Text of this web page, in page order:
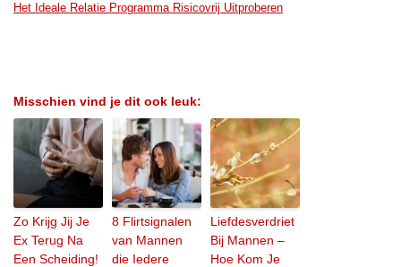
Het Ideale Relatie Programma Risicovrij Uitproberen
Misschien vind je dit ook leuk:
Zo Krijg Jij Je
Ex Terug Na
Een Scheiding!
8 Flirtsignalen
van Mannen
die Iedere
Liefdesverdriet
Bij Mannen –
Hoe Kom Je